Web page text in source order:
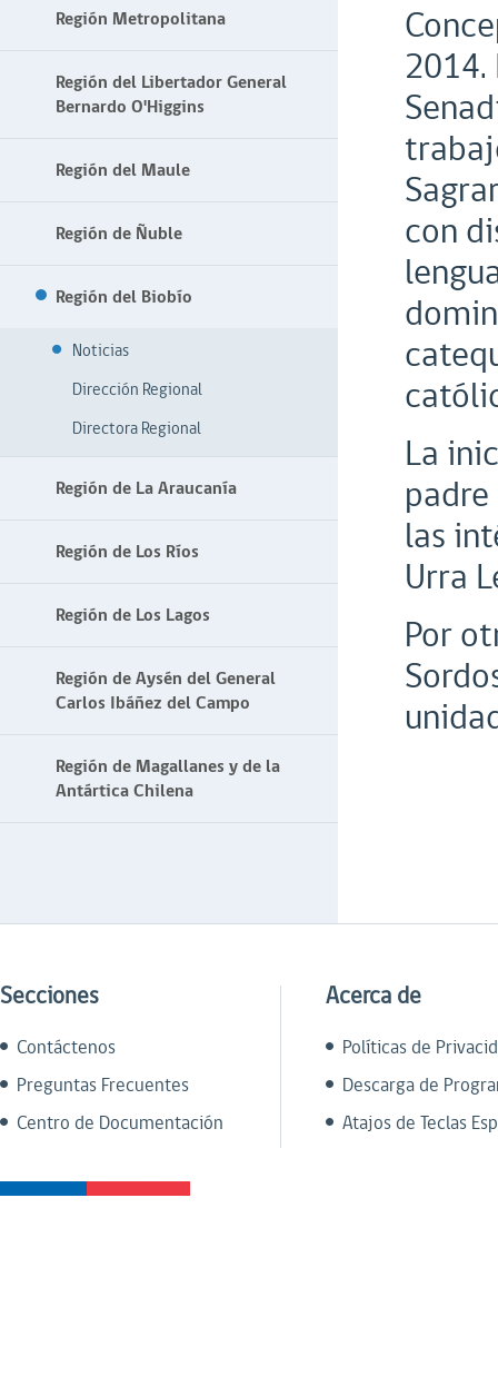
Región Metropolitana
Región del Libertador General
Bernardo O'Higgins
Región del Maule
Región de Ñuble
Región del Biobío
Noticias
Dirección Regional
Directora Regional
Región de La Araucanía
Región de Los Ríos
Región de Los Lagos
Región de Aysén del General
Carlos Ibáñez del Campo
Región de Magallanes y de la
Antártica Chilena
2014.
con
La
las
Urra
Por
Secciones
Contáctenos
Preguntas Frecuentes
Centro de Documentación
Acerca de
Políticas de
Descarga de
Atajos de Teclas